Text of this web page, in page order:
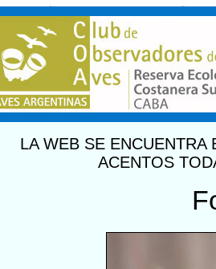
LA WEB SE
ACENTOS